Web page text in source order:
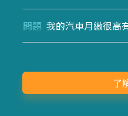
問題 我的汽車月繳很高
了